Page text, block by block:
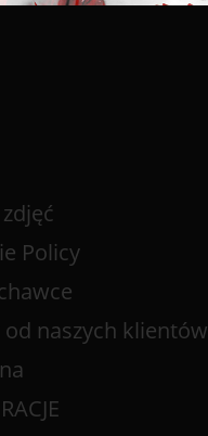
Policy
od naszych klientów